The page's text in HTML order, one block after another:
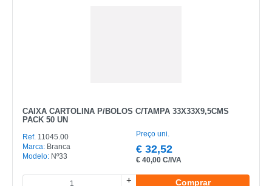
CAIXA CARTOLINA P/BOLOS C/TAMPA 33X33X9,5CMS
PACK 50 UN
Ref. 11045.00
Marca: Branca
Modelo: Nº33
Preço uni.
€ 32,52
€ 40,00 C/IVA
+ Comprar
CATEGORIA
REF